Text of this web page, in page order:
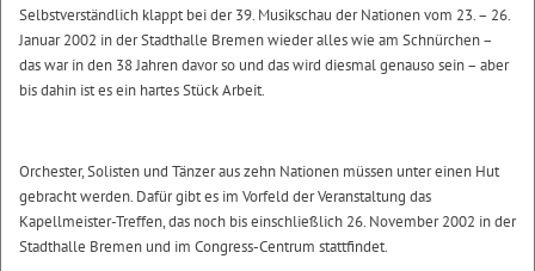
Selbstverständlich klappt bei der 39. Musikschau der Nationen vom 23. – 26.
Januar 2002 in der Stadthalle Bremen wieder alles wie am Schnürchen –
das war in den 38 Jahren davor so und das wird diesmal genauso sein – aber
bis dahin ist es ein hartes Stück Arbeit.
Orchester, Solisten und Tänzer aus zehn Nationen müssen unter einen Hut
gebracht werden. Dafür gibt es im Vorfeld der Veranstaltung das
Kapellmeister-Treffen, das noch bis einschließlich 26. November 2002 in der
Stadthalle Bremen und im Congress-Centrum stattfindet.